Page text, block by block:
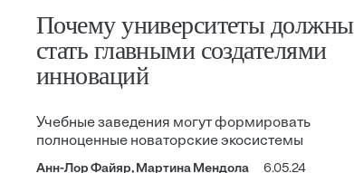
Почему университеты должны
стать главными создателями
инноваций
Учебные заведения могут формировать
полноценные новаторские экосистемы
Анн-Лор Файяр, Мартина Мендола 6.05.24